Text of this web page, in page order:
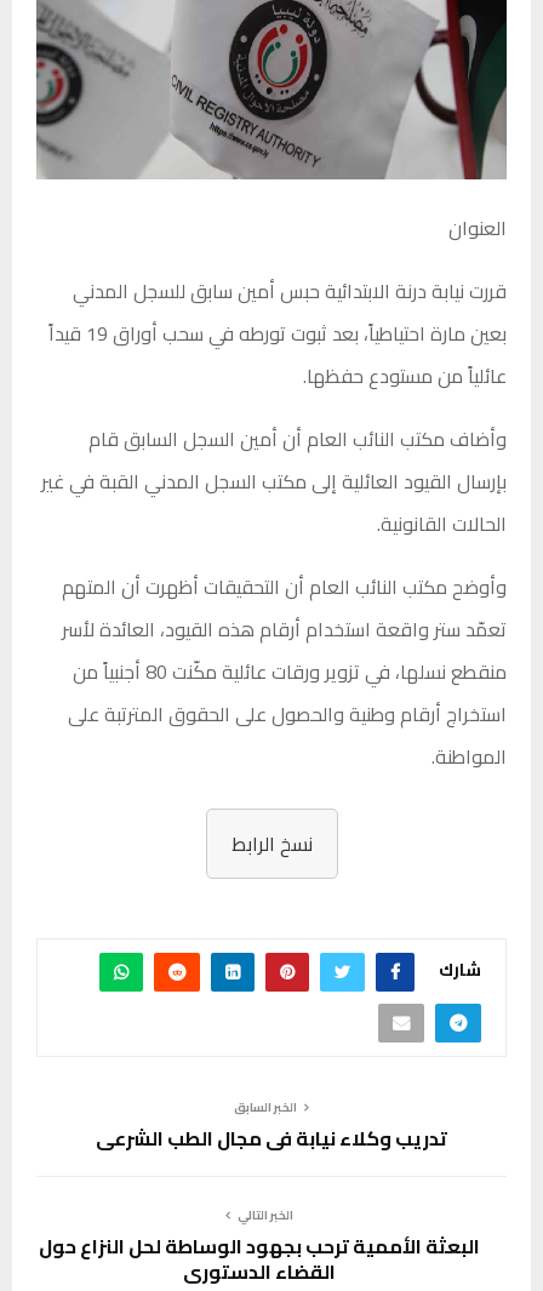
العنوان
قررت نيابة درنة الابتدائية حبس أمين سابق للسجل المدني
بعين مارة احتياطياً، بعد ثبوت تورطه في سحب أوراق 19 قيداً
عائلياً من مستودع حفظها.
وأضاف مكتب النائب العام أن أمين السجل السابق قام
بإرسال القيود العائلية إلى مكتب السجل المدني القبة في غير
الحالات القانونية.
وأوضح مكتب النائب العام أن التحقيقات أظهرت أن المتهم
تعمّد ستر واقعة استخدام أرقام هذه القيود، العائدة لأسر
منقطع نسلها، في تزوير ورقات عائلية مكّنت 80 أجنبياً من
استخراج أرقام وطنية والحصول على الحقوق المترتبة على
المواطنة.
نسخ الرابط
شارك
الخبر السابق
تدريب وكلاء نيابة في مجال الطب الشرعي
الخبر التالي
البعثة الأممية ترحب بجهود الوساطة لحل النزاع حول
القضاء الدستوري